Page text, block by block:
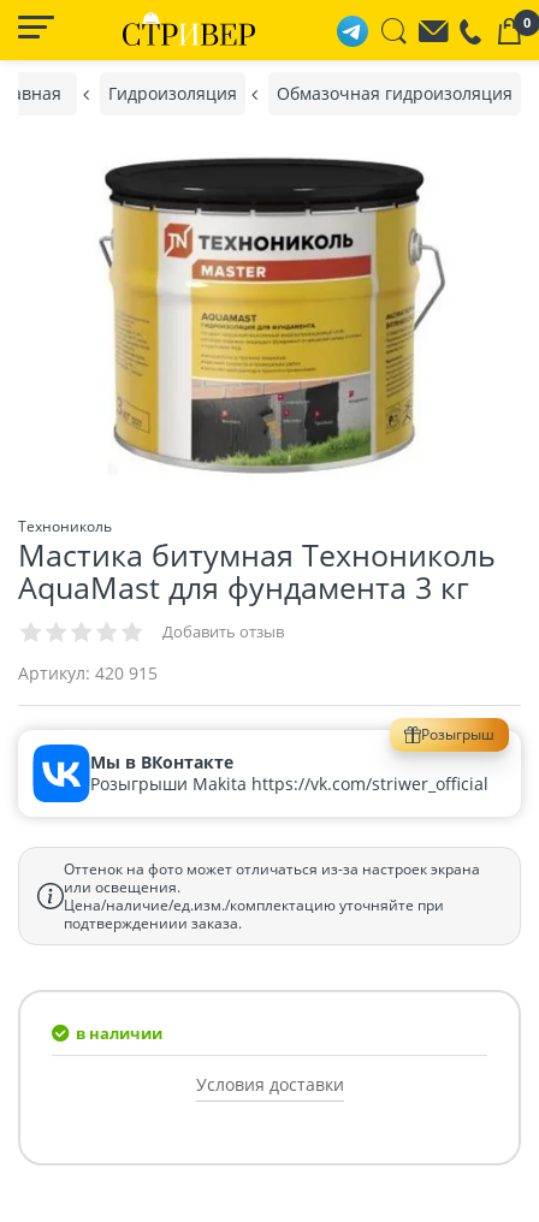
0
Гидроизоляция Обмазочная гидроизоляция
Технониколь
Мастика битумная Технониколь
AquaMast для фундамента 3 кг
Добавить отзыв
Артикул: 420 915
Розыгрыш
Мы в ВКонтакте
Розыгрыши Makita https://vk.com/striwer_official
Оттенок на фото может отличаться из-за настроек экрана
или освещения.
Цена/наличие/ед.изм./комплектацию уточняйте при
подтверждениии заказа.
в наличии
Условия доставки